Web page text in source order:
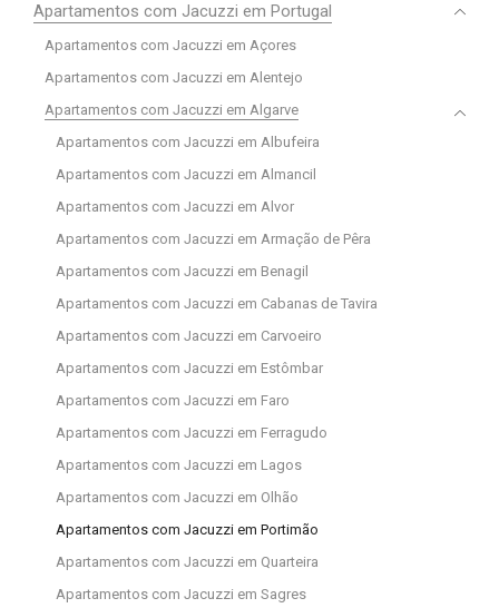
Apartamentos com Jacuzzi em Portugal
Apartamentos com Jacuzzi em Açores
Apartamentos com Jacuzzi em Alentejo
Apartamentos com Jacuzzi em Algarve
Apartamentos com Jacuzzi em Albufeira
Apartamentos com Jacuzzi em Almancil
Apartamentos com Jacuzzi em Alvor
Apartamentos com Jacuzzi em Armação de Pêra
Apartamentos com Jacuzzi em Benagil
Apartamentos com Jacuzzi em Cabanas de Tavira
Apartamentos com Jacuzzi em Carvoeiro
Apartamentos com Jacuzzi em Estômbar
Apartamentos com Jacuzzi em Faro
Apartamentos com Jacuzzi em Ferragudo
Apartamentos com Jacuzzi em Lagos
Apartamentos com Jacuzzi em Olhão
Apartamentos com Jacuzzi em Portimão
Apartamentos com Jacuzzi em Quarteira
Apartamentos com Jacuzzi em Sagres